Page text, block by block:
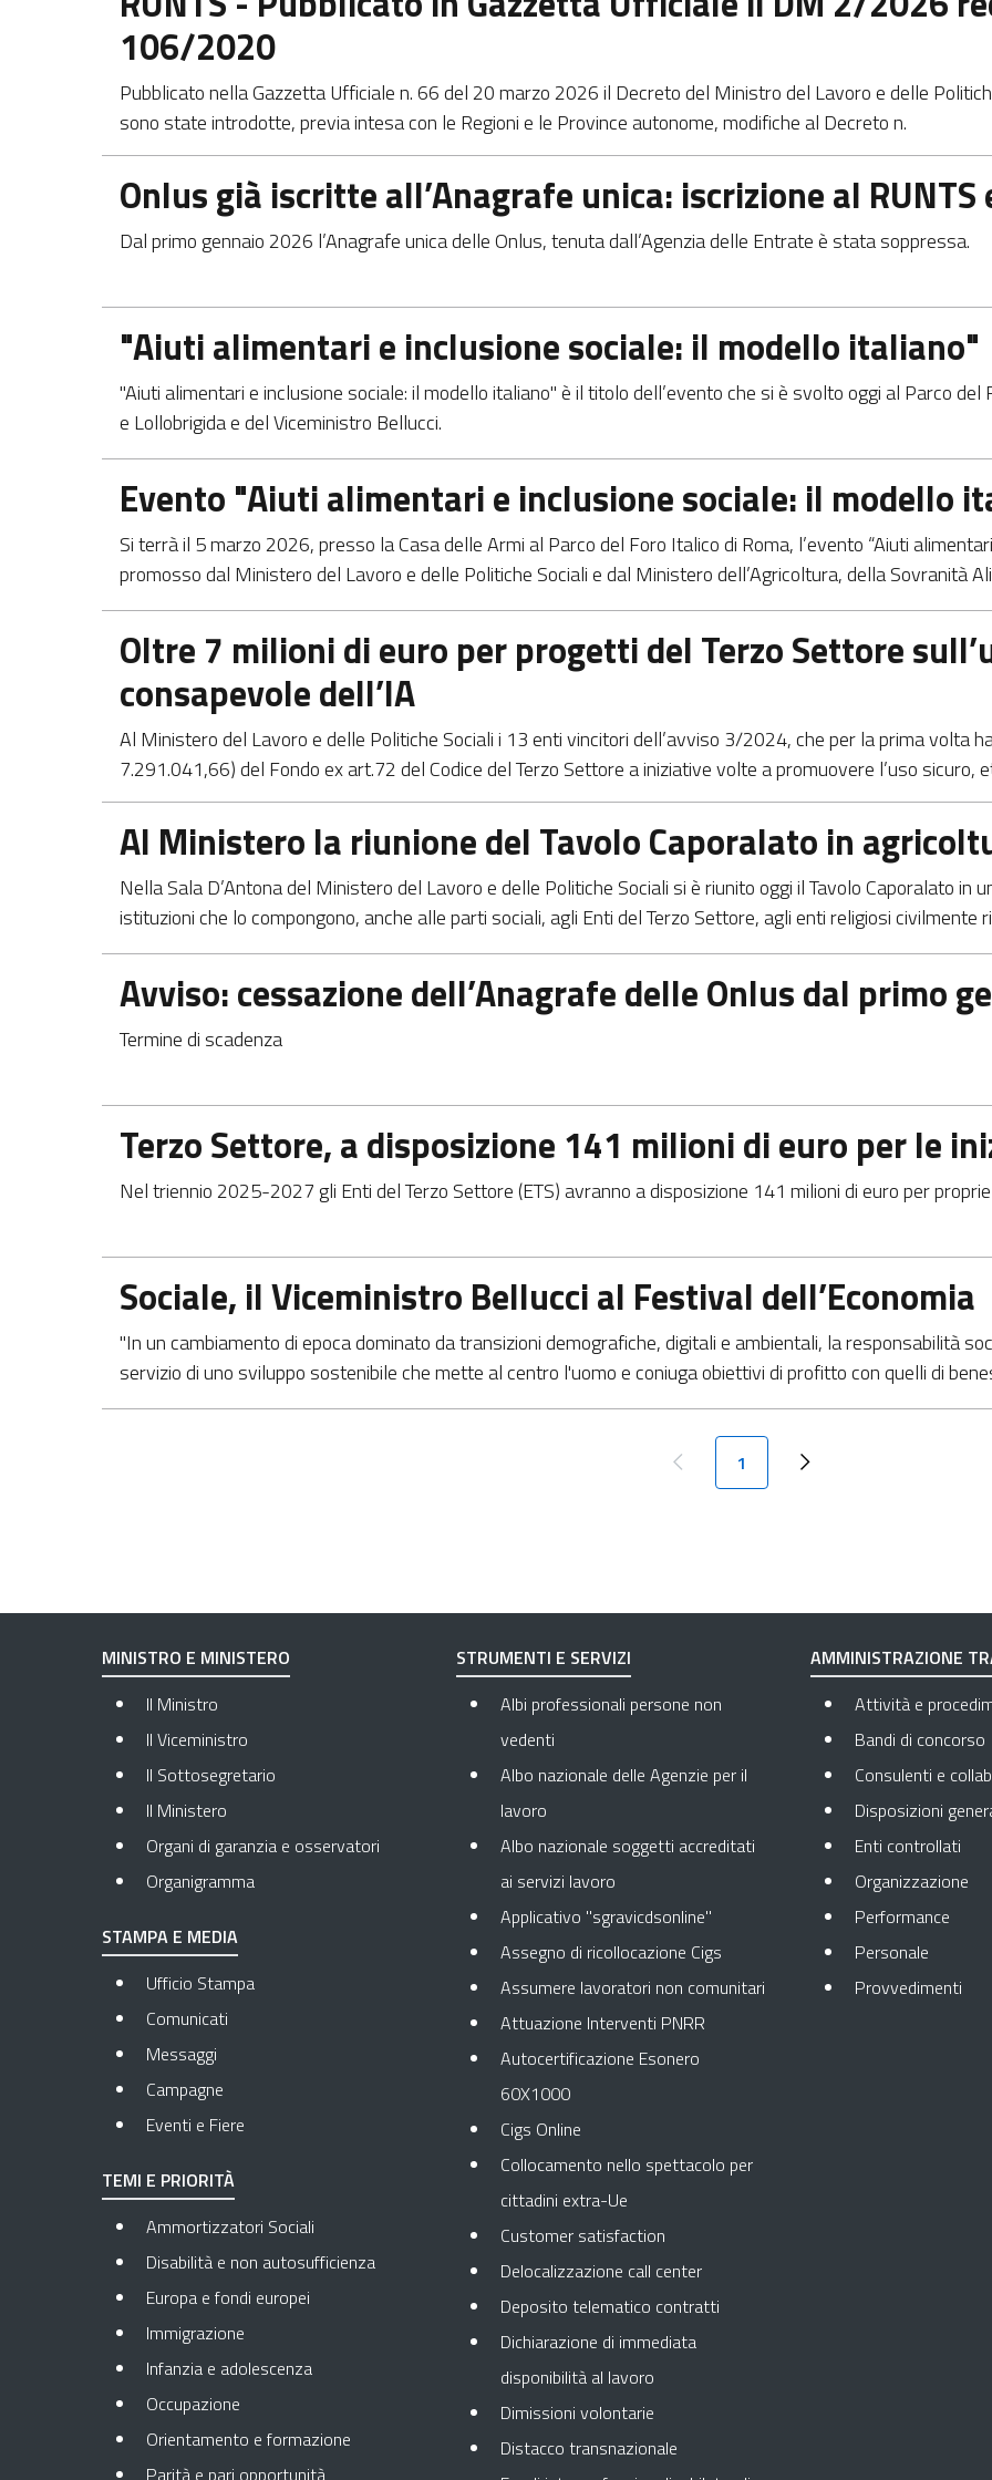
106/2020
Pubblicato nella Gazzetta Ufficiale n. 66 del 20 marzo 2026 il Decreto del Ministro del Lavoro e delle
sono state introdotte, previa intesa con le Regioni e le Province autonome, modifiche al Decreto n.
Onlus già iscritte all’Anagrafe unica: iscrizione al
Dal primo gennaio 2026 l’Anagrafe unica delle Onlus, tenuta dall’Agenzia delle Entrate è stata soppressa.
"Aiuti alimentari e inclusione sociale: il modello italiano"
"Aiuti alimentari e inclusione sociale: il modello italiano" è il titolo dell’evento che si è svolto oggi al Parco
e Lollobrigida e del Viceministro Bellucci.
Evento "Aiuti alimentari e inclusione sociale: il modello
Si terrà il 5 marzo 2026, presso la Casa delle Armi al Parco del Foro Italico di Roma, l’evento “Aiuti
promosso dal Ministero del Lavoro e delle Politiche Sociali e dal Ministero dell’Agricoltura, della Sovranità
Oltre 7 milioni di euro per progetti del Terzo Settore
consapevole dell’IA
Al Ministero del Lavoro e delle Politiche Sociali i 13 enti vincitori dell’avviso 3/2024, che per la prima volta
7.291.041,66) del Fondo ex art.72 del Codice del Terzo Settore a iniziative volte a promuovere l’uso sicuro,
Al Ministero la riunione del Tavolo Caporalato in
Nella Sala D’Antona del Ministero del Lavoro e delle Politiche Sociali si è riunito oggi il Tavolo Caporalato in
istituzioni che lo compongono, anche alle parti sociali, agli Enti del Terzo Settore, agli enti religiosi civilmente
Avviso: cessazione dell’Anagrafe delle Onlus dal primo
Termine di scadenza
Terzo Settore, a disposizione 141 milioni di euro per le
Nel triennio 2025-2027 gli Enti del Terzo Settore (ETS) avranno a disposizione 141 milioni di euro per
Sociale, il Viceministro Bellucci al Festival dell’Economia
"In un cambiamento di epoca dominato da transizioni demografiche, digitali e ambientali, la responsabilità
servizio di uno sviluppo sostenibile che mette al centro l'uomo e coniuga obiettivi di profitto con quelli di
Paginazione
Pagina precedente
Pagina attuale
1 Next page
MINISTRO E MINISTERO
Il Ministro
Il Viceministro
Il Sottosegretario
Il Ministero
Organi di garanzia e osservatori
Organigramma
STAMPA E MEDIA
Ufficio Stampa
Comunicati
Messaggi
Campagne
Eventi e Fiere
TEMI E PRIORITÀ
Ammortizzatori Sociali
Disabilità e non autosufficienza
Europa e fondi europei
Immigrazione
Infanzia e adolescenza
Occupazione
Orientamento e formazione
Parità e pari opportunità
STRUMENTI E SERVIZI
Albi professionali persone non
vedenti
Albo nazionale delle Agenzie per il
lavoro
Albo nazionale soggetti accreditati
ai servizi lavoro
Applicativo "sgravicdsonline"
Assegno di ricollocazione Cigs
Assumere lavoratori non comunitari
Attuazione Interventi PNRR
Autocertificazione Esonero
60X1000
Cigs Online
Collocamento nello spettacolo per
cittadini extra-Ue
Customer satisfaction
Delocalizzazione call center
Deposito telematico contratti
Dichiarazione di immediata
disponibilità al lavoro
Dimissioni volontarie
Distacco transnazionale
AMMINISTRAZIONE
Attività e
Bandi di concorso
Consulenti e
Disposizioni
Enti controllati
Organizzazione
Performance
Personale
Provvedimenti